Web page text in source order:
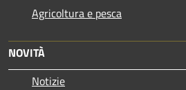
Agricoltura e pesca
NOVITÀ
Notizie